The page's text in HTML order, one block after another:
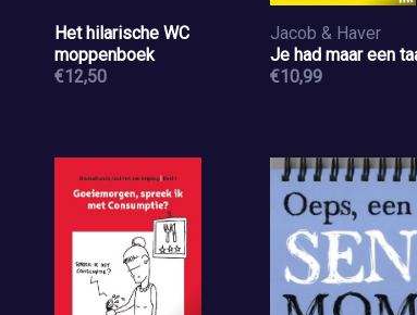
Het hilarische WC
moppenboek
€12,50
Jacob & Haver
Je had maar een
€10,99